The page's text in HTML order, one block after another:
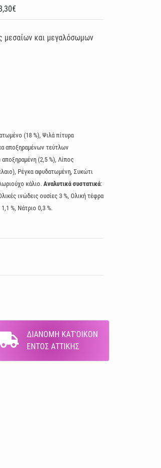
μεσαίων και μεγαλόσωμων
(18 %), Ψιλά πίτυρα
αποξηραμένων τεύτλων
(2,5 %), Λίπος
Ρέγκα αφυδατωμένη, Συκώτι
κάλιο. Αναλυτικά συστατικά:
ινώδεις ουσίες 3 %, Ολική τέφρα
%, Νάτριο 0,3 %.
ΔΙΑΝΟΜΗ ΚΑΤ'ΟΙΚΟΝ
ΕΝΤΟΣ ΑΤΤΙΚΗΣ